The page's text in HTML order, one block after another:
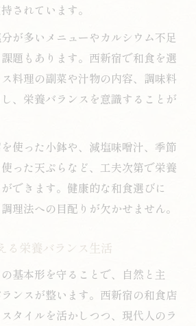
されています。
が多いメニューやカルシウム不足
題もあります。西新宿で和食を選
料理の副菜や汁物の内容、調味料
、栄養バランスを意識することが
使った小鉢や、減塩味噌汁、季節
った天ぷらなど、工夫次第で栄養
できます。健康的な和食選びに
理法への目配りが欠かせません。
る栄養バランス生活
基本形を守ることで、自然と主
ンスが整います。西新宿の和食店
タイルを活かしつつ、現代人のラ